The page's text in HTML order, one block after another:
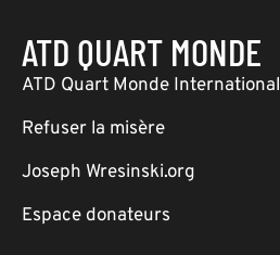
ATD QUART MONDE
ATD Quart Monde International
Refuser la misère
Joseph Wresinski.org
Espace donateurs